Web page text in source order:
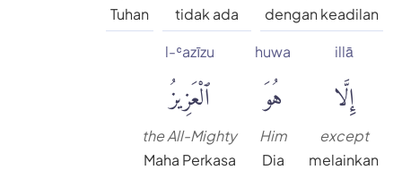
dengan keadilan
tidak ada
Tuhan
illā
إِلَّا
except
melainkan
huwa
هُوَ
Him
Dia
l-ʿazīzu
ٱلْعَزِيزُ
the All-Mighty
Maha Perkasa